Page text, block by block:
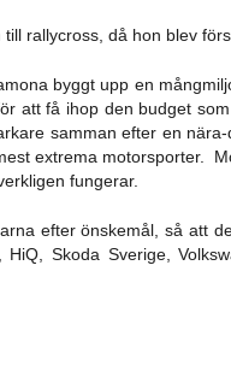
rallycross, då hon blev
byggt upp en
att få ihop den budget
samman efter en
extrema motorsporter.
fungerar.
efter önskemål, så att
HiQ, Skoda Sverige,